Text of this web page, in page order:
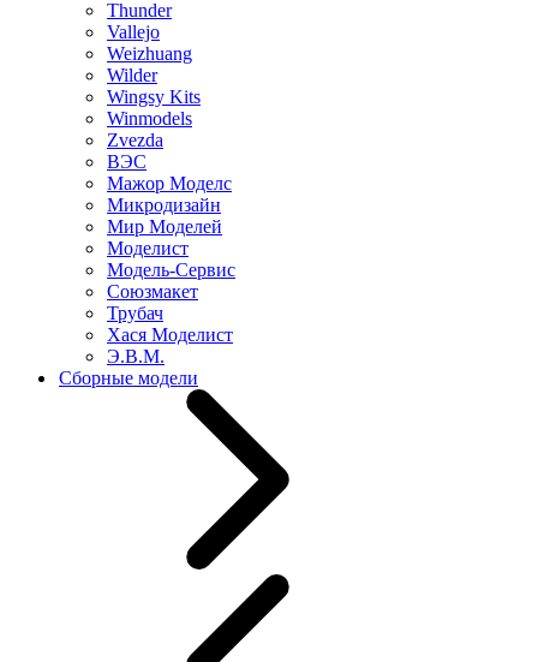
Thunder
Vallejo
Weizhuang
Wilder
Wingsy Kits
Winmodels
Zvezda
ВЭС
Мажор Моделс
Микродизайн
Мир Моделей
Моделист
Модель-Сервис
Союзмакет
Трубач
Хася Моделист
Э.В.М.
Сборные модели